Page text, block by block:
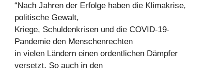
“Nach Jahren der Erfolge haben die Klimakrise,
politische Gewalt,
Kriege, Schuldenkrisen und die COVID-19-
Pandemie den Menschenrechten
in vielen Ländern einen ordentlichen Dämpfer
versetzt. So auch in den